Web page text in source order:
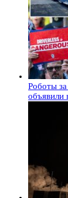
Роботы
объявили